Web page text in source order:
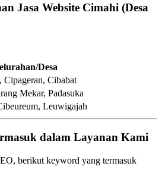
Jasa Website Cimahi (Desa
Desa
Cipageran, Cibabat
Mekar, Padasuka
Leuwigajah
dalam Layanan Kami
berikut keyword yang termasuk